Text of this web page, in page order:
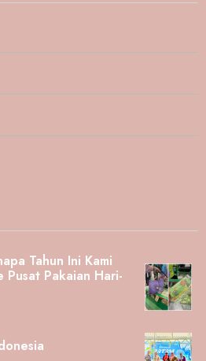
Tahun Ini Kami
Pusat Pakaian Hari-